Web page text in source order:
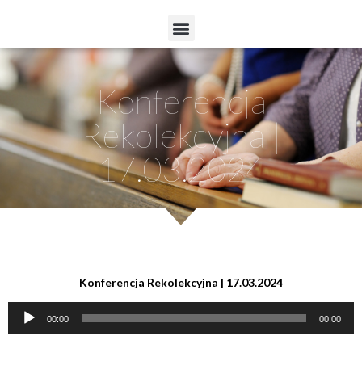
Konferencja
Rekolekcyjna |
17.03.2024
Konferencja Rekolekcyjna | 17.03.2024
plików
00:00 00:00